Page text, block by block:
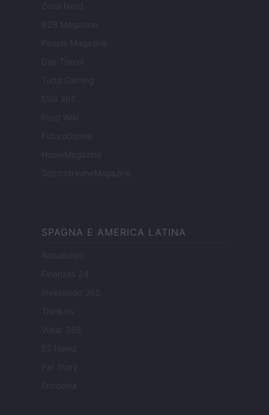
Zona Nerd
B2B Magazine
People Magazine
Day Travel
Tutto Gaming
ESG 365
Food Wiki
FuturoDonna
HomeMagazine
SecondHomeMagazine
SPAGNA E AMERICA LATINA
Actualidad
Finanzas 24
Investindo 365
Think.es
Viajar 365
ES Newz
Pet Story
Encocina